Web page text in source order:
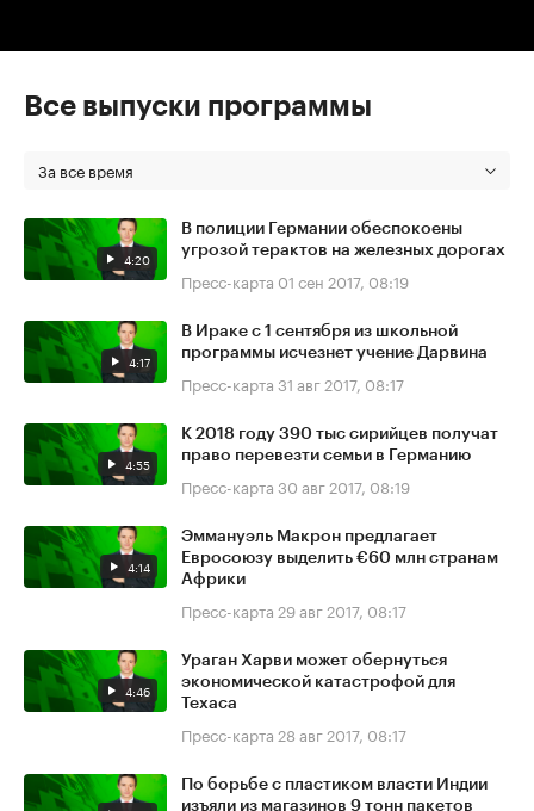
Все выпуски программы
За все время
4:20
В полиции Германии обеспокоены
угрозой терактов на железных дорогах
Пресс-карта 01 сен 2017, 08:19
4:17
В Ираке с 1 сентября из школьной
программы исчезнет учение Дарвина
Пресс-карта 31 авг 2017, 08:17
4:55
К 2018 году 390 тыс сирийцев получат
право перевезти семьи в Германию
Пресс-карта 30 авг 2017, 08:19
4:14
Эммануэль Макрон предлагает
Евросоюзу выделить €60 млн странам
Африки
Пресс-карта 29 авг 2017, 08:17
4:46
Ураган Харви может обернуться
экономической катастрофой для
Техаса
Пресс-карта 28 авг 2017, 08:17
По борьбе с пластиком власти Индии
изъяли из магазинов 9 тонн пакетов